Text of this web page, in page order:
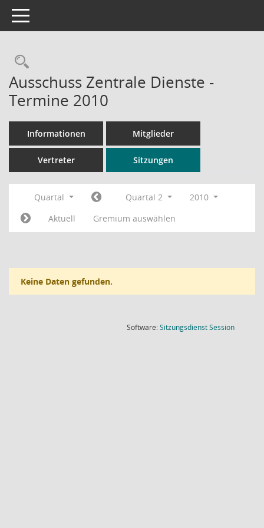
Toggle navigation
Rechercheauswahl
Ausschuss Zentrale Dienste -
Termine 2010
Informationen Mitglieder
Vertreter Sitzungen
Quartal Quartal 2
2010
Aktuell
Gremium auswählen
Keine Daten gefunden.
Software:SitzungsdienstSession(Wird in